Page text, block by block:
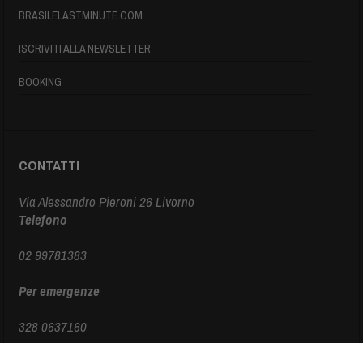
BRASILELASTMINUTE.COM
ISCRIVITI ALLA NEWSLETTER
BOOKING
CONTATTI
Via Alessandro Pieroni 26 Livorno
Telefono
02 99781383
Per emergenze
328 0637160